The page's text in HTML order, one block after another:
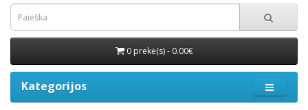
0 prekė(s) - 0.00€
Kategorijos